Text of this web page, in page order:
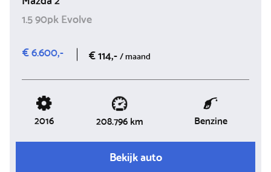
1.5 90pk Evolve
€ 6.600,-
€ 114,-/ maand
2016 208.796 km Benzine
Bekijk auto